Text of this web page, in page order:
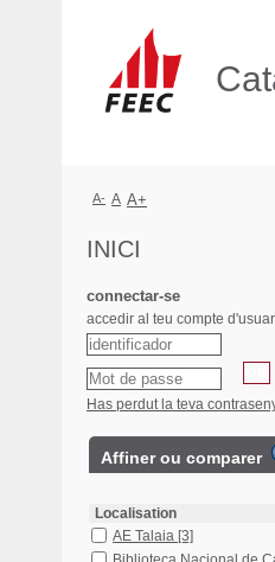
A- A A+
INICI
connectar-se
accedir al teu compte
Has perdut la teva
Affiner ou comparer
Localisation
AE Talaia [3]